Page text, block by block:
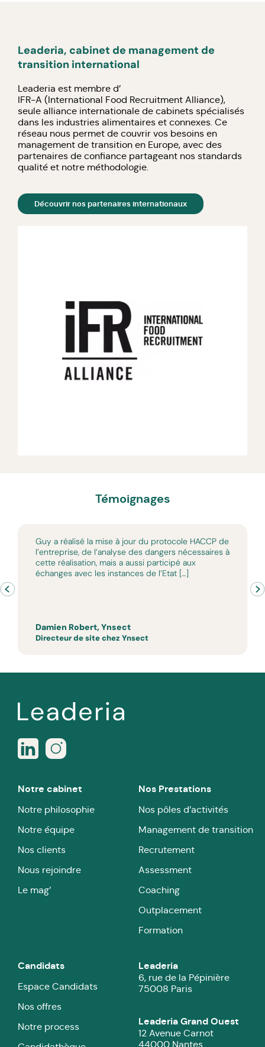
Leaderia, cabinet de management de
transition international
Leaderia est membre d’
IFR-A (International Food Recruitment Alliance),
seule alliance internationale de cabinets spécialisés
dans les industries alimentaires et connexes. Ce
réseau nous permet de couvrir vos besoins en
management de transition en Europe, avec des
partenaires de confiance partageant nos standards
qualité et notre méthodologie.
Découvrir nos partenaires internationaux
Témoignages
Guy a réalisé la mise à jour du protocole HACCP de
l’entreprise, de l’analyse des dangers nécessaires à
cette réalisation, mais a aussi participé aux
échanges avec les instances de l’Etat […]
Damien Robert, Ynsect
Directeur de site chez Ynsect
Notre cabinet
Notre philosophie
Notre équipe
Nos clients
Nous rejoindre
Le mag’
Nos Prestations
Nos pôles d’activités
Management de transition
Recrutement
Assessment
Coaching
Outplacement
Formation
Candidats
Espace Candidats
Nos offres
Notre process
Leaderia
6, rue de la Pépinière
75008 Paris
Leaderia Grand Ouest
12 Avenue Carnot
44000 Nantes